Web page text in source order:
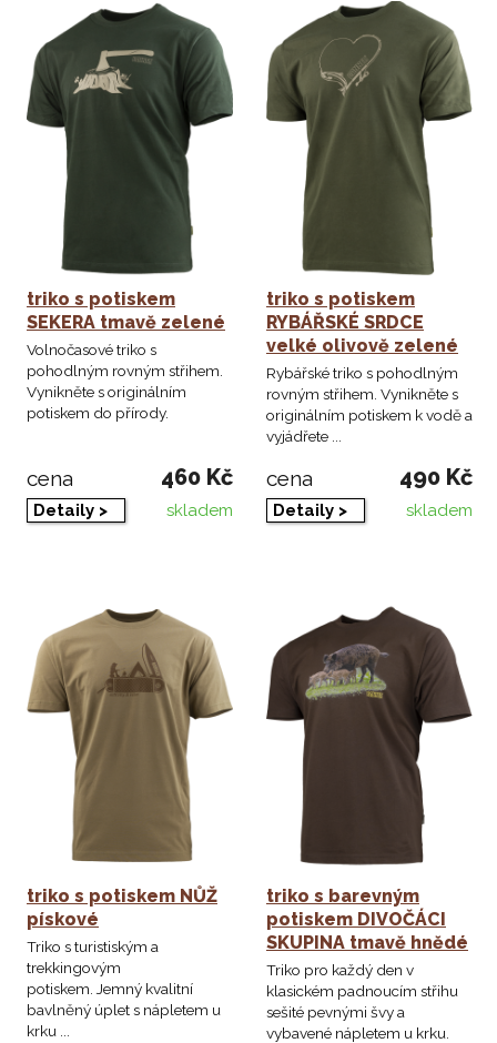
triko s potiskem
SEKERA tmavě zelené
Volnočasové triko s
pohodlným rovným střihem.
Vynikněte s originálním
potiskem do přírody.
cena 460 Kč
Detaily > skladem
triko s potiskem
RYBÁŘSKÉ SRDCE
velké olivově zelené
Rybářské triko s pohodlným
rovným střihem. Vynikněte s
originálním potiskem k vodě a
vyjádřete ...
cena 490 Kč
Detaily > skladem
triko s potiskem NŮŽ
pískové
Triko s turistiským a
trekkingovým
potiskem. Jemný kvalitní
bavlněný úplet s nápletem u
krku ...
triko s barevným
potiskem DIVOČÁCI
SKUPINA tmavě hnědé
Triko pro každý den v
klasickém padnoucím střihu
sešité pevnými švy a
vybavené nápletem u krku.